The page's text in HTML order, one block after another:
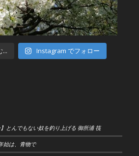
... Instagram でフォロー
とんでもない奴を釣り上げる 御所浦 筏
始は、青物で